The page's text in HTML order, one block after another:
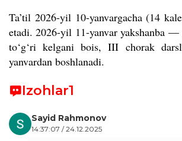
Ta’til 2026-yil 10-yanvargacha (14
etadi. 2026-yil 11-yanvar yakshanba
to‘g‘ri kelgani bois, III chorak
yanvardan boshlanadi.
Izohlar1
Sayid Rahmonov
14:37:07 / 24.12.2025